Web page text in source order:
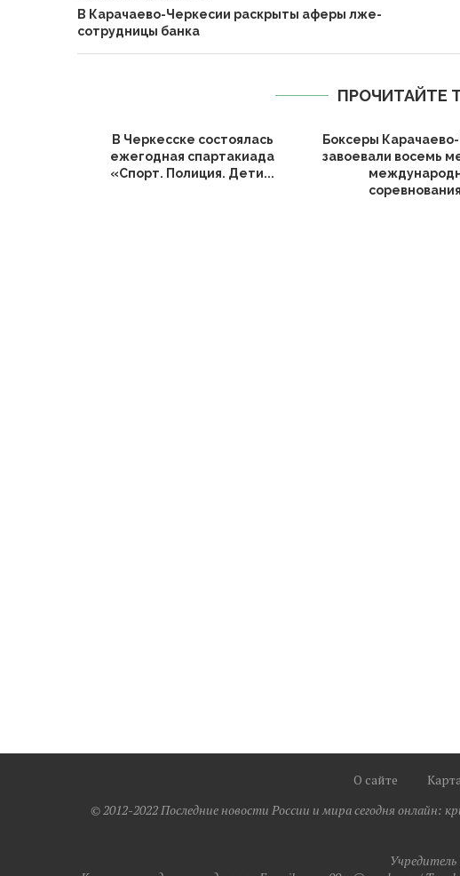
В Карачаево-Черкесии раскрыты аферы лже-
сотрудницы банка
ПРОЧИТАЙТЕ
В Черкесске состоялась
ежегодная спартакиада
«Спорт. Полиция. Дети...
Боксеры
завоевали восемь
О сайте
© 2012-2022 Последние новости России и мира сегодня